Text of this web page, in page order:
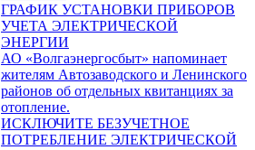
ГРАФИК УСТАНОВКИ ПРИБОРОВ
УЧЕТА ЭЛЕКТРИЧЕСКОЙ
ЭНЕРГИИ
АО «Волгаэнергосбыт» напоминает
жителям Автозаводского и Ленинского
районов об отдельных квитанциях за
отопление.
ИСКЛЮЧИТЕ БЕЗУЧЕТНОЕ
ПОТРЕБЛЕНИЕ ЭЛЕКТРИЧЕСКОЙ